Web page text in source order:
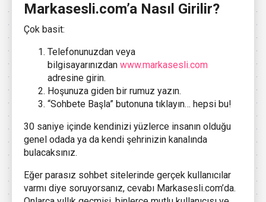
Markasesli.com’a Nasıl Girilir?
Çok basit:
Telefonunuzdan veya
bilgisayarınızdan www.markasesli.com
adresine girin.
Hoşunuza giden bir rumuz yazın.
“Sohbete Başla” butonuna tıklayın… hepsi bu!
30 saniye içinde kendinizi yüzlerce insanın olduğu
genel odada ya da kendi şehrinizin kanalında
bulacaksınız.
Eğer parasız sohbet sitelerinde gerçek kullanıcılar
varmı diye soruyorsanız, cevabı Markasesli.com’da.